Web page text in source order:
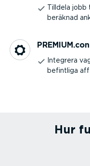
Tilldela jobb
beräknad
Integrera
befintliga
Hur